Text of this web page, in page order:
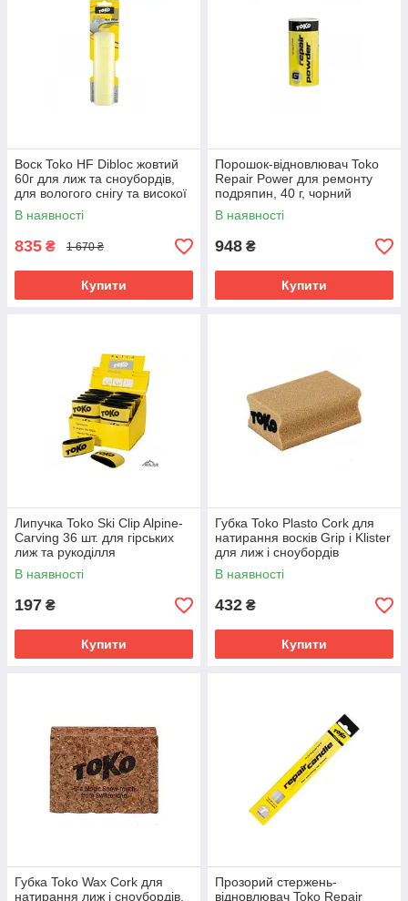
Воск Toko HF Dibloc жовтий
60г для лиж та сноубордів,
для вологого снігу та високої
вологості.
В наявності
835 ₴ 1 670 ₴
Купити
Порошок-відновлювач Toko
Repair Power для ремонту
подряпин, 40 г, чорний
В наявності
948 ₴
Купити
Липучка Toko Ski Clip Alpine-
Carving 36 шт. для гірських
лиж та рукоділля
В наявності
197 ₴
Купити
Губка Toko Plasto Cork для
натирання восків Grip і Klister
для лиж і сноубордів
В наявності
432 ₴
Купити
Губка Toko Wax Cork для
натирання лиж і сноубордів,
Прозорий стержень-
відновлювач Toko Repair